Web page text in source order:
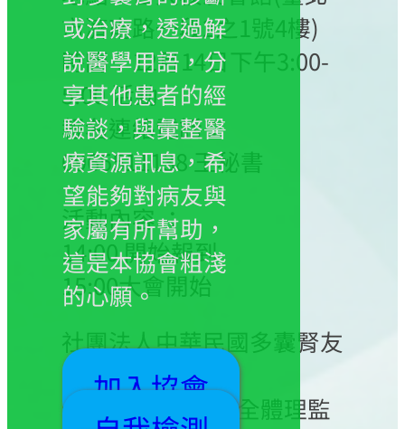
或治療，透過解
說醫學用語，分
享其他患者的經
驗談，與彙整醫
療資源訊息，希
望能夠對病友與
家屬有所幫助，
這是本協會粗淺
的心願。
加入協會
市濟南路一段2之1號4樓)
時間：12月14日下午3:00-
5:00 活動
報名連絡電話：
0965511138 王秘書
活動內容 ：
14:00 開始報到
15:00大會開始
社團法人中華民國多囊腎友
協會
理事長 高芷華 暨全體理監